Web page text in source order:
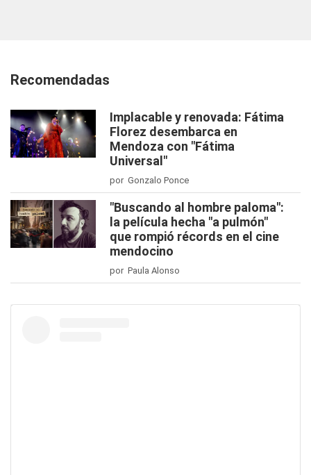
Recomendadas
Implacable y renovada: Fátima
Florez desembarca en
Mendoza con "Fátima
Universal"
por Gonzalo Ponce
"Buscando al hombre paloma":
la película hecha "a pulmón"
que rompió récords en el cine
mendocino
por Paula Alonso